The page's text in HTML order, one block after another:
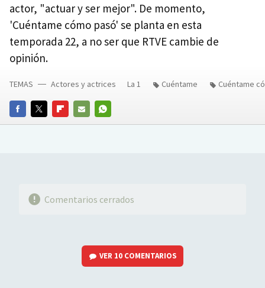
actor, "actuar y ser mejor". De momento,
'Cuéntame cómo pasó' se planta en esta
temporada 22, a no ser que RTVE cambie de
opinión.
FACEBOOKTWITTERFLIPBOARD
E-
WHATSAPP
TEMAS Actores y actrices La 1 Cuéntame Cuéntame
Comentarios cerrados
VER 10 COMENTARIOS